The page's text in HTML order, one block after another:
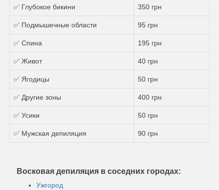
✅ Глубокое бикини 350 грн
✅ Подмышечные области 95 грн
✅ Спина 195 грн
✅ Живот 40 грн
✅ Ягодицы 50 грн
✅ Другие зоны 400 грн
✅ Усики 50 грн
✅ Мужская депиляция 90 грн
Восковая депиляция в соседних городах:
Ужгород